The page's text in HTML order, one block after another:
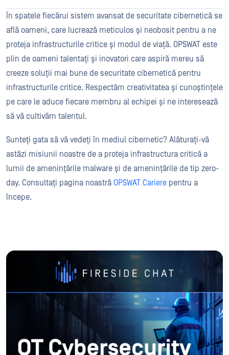
În spatele fiecărui sistem avansat de securitate cibernetică se
află oameni, care lucrează meticulos și neobosit pentru a ne
proteja infrastructurile critice și modul de viață. OPSWAT este
plin de oameni talentați și inovatori care aspiră mereu să
creeze soluții mai bune de securitate cibernetică pentru
infrastructurile critice. Respectăm creativitatea și cunoștințele
pe care le aduce fiecare membru al echipei și ne interesează
să vă cultivăm talentul.
Sunteți gata să vă vedeți în mediul cibernetic? Alăturați-vă
astăzi misiunii noastre de a proteja infrastructura critică a
lumii de amenințările malware și de amenințările de tip zero-
day. Consultați pagina noastră OPSWAT Cariere pentru a
începe.